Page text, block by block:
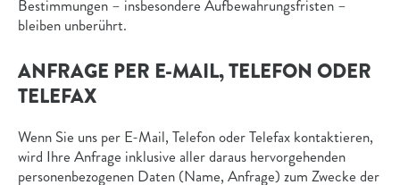
Bestimmungen – insbesondere Aufbewahrungsfristen –
bleiben unberührt.
ANFRAGE PER E-MAIL, TELEFON ODER
TELEFAX
Wenn Sie uns per E-Mail, Telefon oder Telefax kontaktieren,
wird Ihre Anfrage inklusive aller daraus hervorgehenden
personenbezogenen Daten (Name, Anfrage) zum Zwecke der